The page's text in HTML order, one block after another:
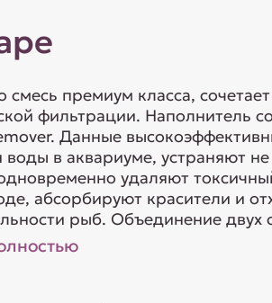
смесь премиум класса,
фильтрации. Наполнитель
Данные
воды в аквариуме, устраняют
удаляют
абсорбируют красители и
рыб. Объединение двух